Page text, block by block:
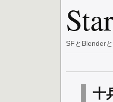
SFとBlender
十